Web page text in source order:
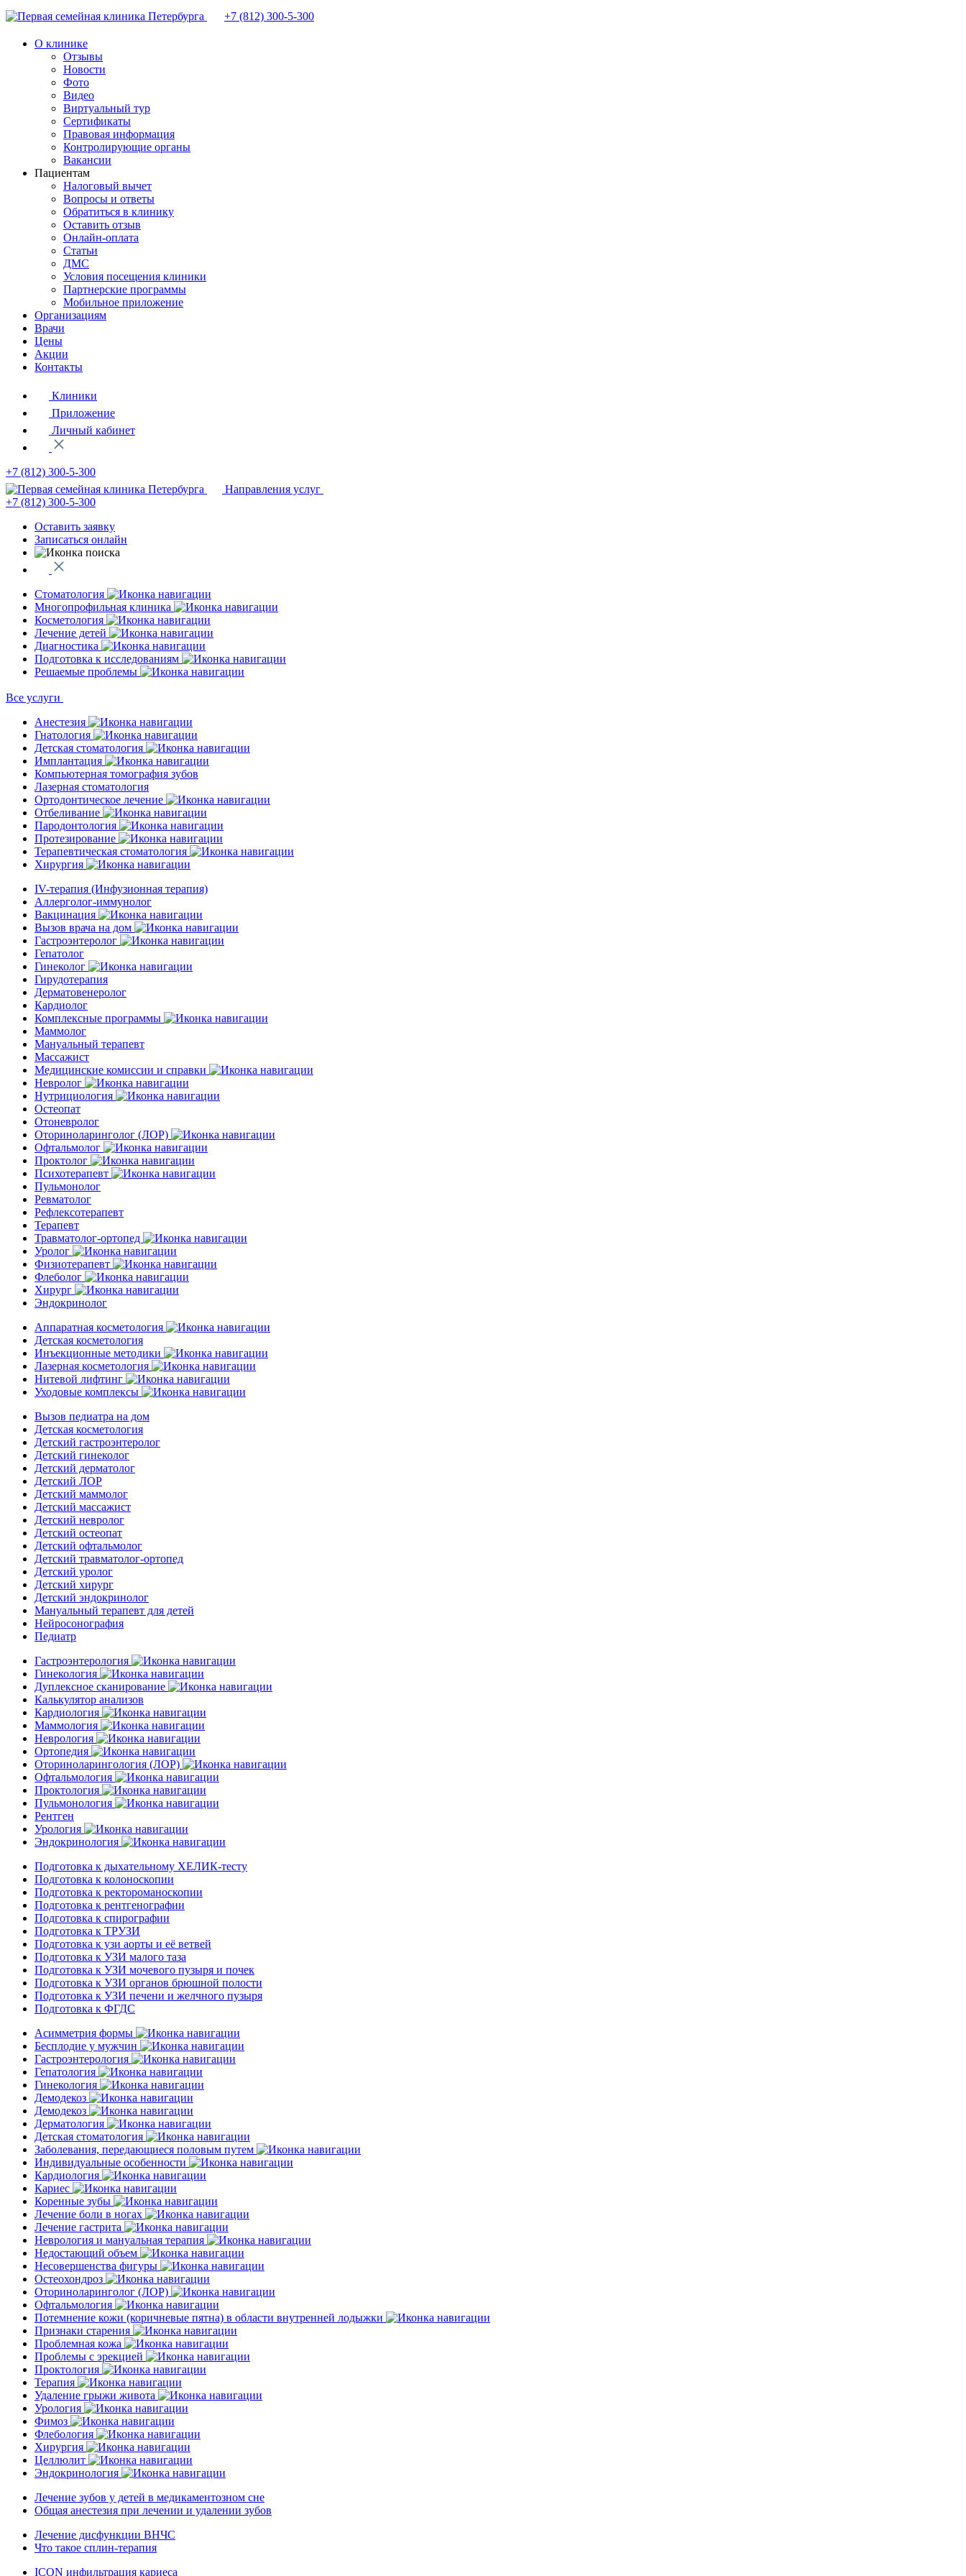
+7 (812) 300-5-300
О клинике
Отзывы
Новости
Фото
Видео
Виртуальный тур
Сертификаты
Правовая информация
Контролирующие органы
Вакансии
Пациентам
Налоговый вычет
Вопросы и ответы
Обратиться в клинику
Оставить отзыв
Онлайн-оплата
Статьи
ДМС
Условия посещения клиники
Партнерские программы
Мобильное приложение
Организациям
Врачи
Цены
Акции
Контакты
Клиники
Приложение
Личный кабинет
+7 (812) 300-5-300
Направления услуг
+7 (812) 300-5-300
Оставить заявку
Записаться онлайн
Стоматология
Многопрофильная клиника
Косметология
Лечение детей
Диагностика
Подготовка к исследованиям
Решаемые проблемы
Все услуги
Анестезия
Гнатология
Детская стоматология
Имплантация
Компьютерная томография зубов
Лазерная стоматология
Ортодонтическое лечение
Отбеливание
Пародонтология
Протезирование
Терапевтическая стоматология
Хирургия
IV-терапия (Инфузионная терапия)
Аллерголог-иммунолог
Вакцинация
Вызов врача на дом
Гастроэнтеролог
Гепатолог
Гинеколог
Гирудотерапия
Дерматовенеролог
Кардиолог
Комплексные программы
Маммолог
Мануальный терапевт
Массажист
Медицинские комиссии и справки
Невролог
Нутрициология
Остеопат
Отоневролог
Оториноларинголог (ЛОР)
Офтальмолог
Проктолог
Психотерапевт
Пульмонолог
Ревматолог
Рефлексотерапевт
Терапевт
Травматолог-ортопед
Уролог
Физиотерапевт
Флеболог
Хирург
Эндокринолог
Аппаратная косметология
Детская косметология
Инъекционные методики
Лазерная косметология
Нитевой лифтинг
Уходовые комплексы
Вызов педиатра на дом
Детская косметология
Детский гастроэнтеролог
Детский гинеколог
Детский дерматолог
Детский ЛОР
Детский маммолог
Детский массажист
Детский невролог
Детский остеопат
Детский офтальмолог
Детский травматолог-ортопед
Детский уролог
Детский хирург
Детский эндокринолог
Мануальный терапевт для детей
Нейросонография
Педиатр
Гастроэнтерология
Гинекология
Дуплексное сканирование
Калькулятор анализов
Кардиология
Маммология
Неврология
Ортопедия
Оториноларингология (ЛОР)
Офтальмология
Проктология
Пульмонология
Рентген
Урология
Эндокринология
Подготовка к дыхательному ХЕЛИК-тесту
Подготовка к колоноскопии
Подготовка к ректороманоскопии
Подготовка к рентгенографии
Подготовка к спирографии
Подготовка к ТРУЗИ
Подготовка к узи аорты и её ветвей
Подготовка к УЗИ малого таза
Подготовка к УЗИ мочевого пузыря и почек
Подготовка к УЗИ органов брюшной полости
Подготовка к УЗИ печени и желчного пузыря
Подготовка к ФГДС
Асимметрия формы
Бесплодие у мужчин
Гастроэнтерология
Гепатология
Гинекология
Демодекоз
Демодекоз
Дерматология
Детская стоматология
Заболевания, передающиеся половым путем
Индивидуальные особенности
Кардиология
Кариес
Коренные зубы
Лечение боли в ногах
Лечение гастрита
Неврология и мануальная терапия
Недостающий объем
Несовершенства фигуры
Остеохондроз
Оториноларинголог (ЛОР)
Офтальмология
Потемнение кожи (коричневые пятна) в области внутренней лодыжки
Признаки старения
Проблемная кожа
Проблемы с эрекцией
Проктология
Терапия
Удаление грыжи живота
Урология
Фимоз
Флебология
Хирургия
Целлюлит
Эндокринология
Лечение зубов у детей в медикаментозном сне
Общая анестезия при лечении и удалении зубов
Лечение дисфункции ВНЧС
Что такое сплин-терапия
ICON инфильтрация кариеса